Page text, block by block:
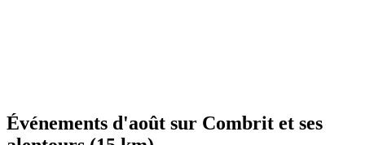
Événements d'août sur Combrit et ses